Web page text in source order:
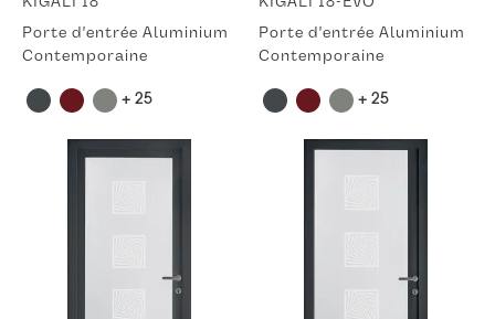
Porte d'entrée Aluminium
Contemporaine
+ 25
Porte d'entrée Aluminium
Contemporaine
+ 25